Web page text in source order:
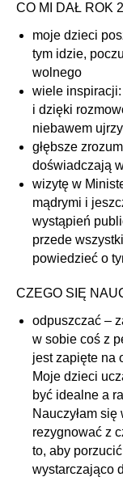
CO MI DAŁ ROK
moje dzieci
tym idzie,
wolnego
wiele
i dzięki
niebawem
głębsze
doświadczają
wizytę w
mądrymi i
wystąpień
przede
powiedzieć o
CZEGO SIĘ
odpuszczać –
w sobie coś z
jest zapięte na
Moje dzieci
być idealne a
Nauczyłam
rezygnować z
to, aby
wystarczająco